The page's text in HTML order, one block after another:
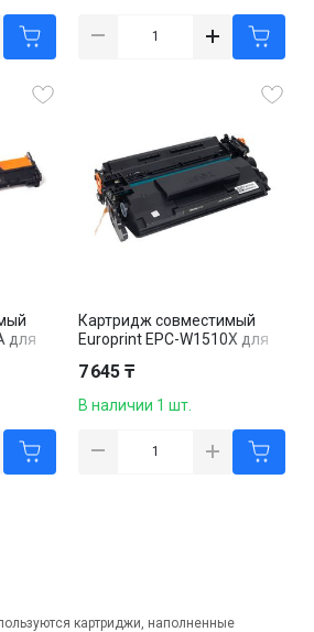
для
Картридж совместимый
Europrint EPC-W1510X для
черный
7 645 ₸
В наличии 1 шт.
картриджи, наполненные